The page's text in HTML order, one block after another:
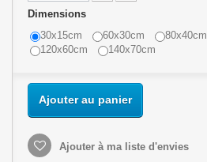
Dimensions
30x15cm
60x30cm 80x40cm
120x60cm
140x70cm
Ajouter au panier
Ajouter à ma liste d'envies